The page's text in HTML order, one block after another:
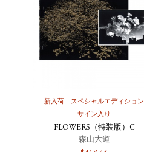
新入荷
スペシャルエディション
サイン入り
FLOWERS（特装版）C
森山大道